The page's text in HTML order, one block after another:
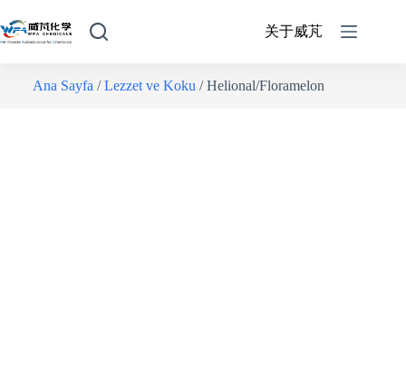
关于威芃
Ana Sayfa /Lezzet ve Koku / Helional/Floramelon